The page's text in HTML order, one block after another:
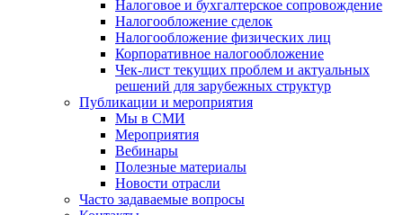
Налоговое и бухгалтерское сопровождение
Налогообложение сделок
Налогообложение физических лиц
Корпоративное налогообложение
Чек-лист текущих проблем и актуальных
решений для зарубежных структур
Публикации и мероприятия
Мы в СМИ
Мероприятия
Вебинары
Полезные материалы
Новости отрасли
Часто задаваемые вопросы